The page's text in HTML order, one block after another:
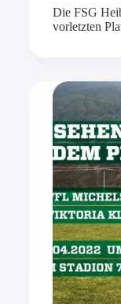
Die FSG
vorletzten